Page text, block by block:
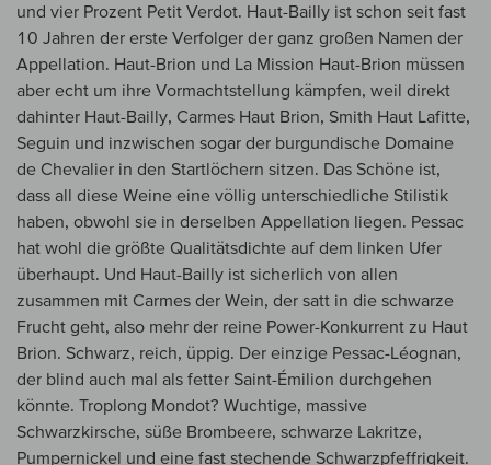
und vier Prozent Petit Verdot. Haut-Bailly ist schon seit fast
10 Jahren der erste Verfolger der ganz großen Namen der
Appellation. Haut-Brion und La Mission Haut-Brion müssen
aber echt um ihre Vormachtstellung kämpfen, weil direkt
dahinter Haut-Bailly, Carmes Haut Brion, Smith Haut Lafitte,
Seguin und inzwischen sogar der burgundische Domaine
de Chevalier in den Startlöchern sitzen. Das Schöne ist,
dass all diese Weine eine völlig unterschiedliche Stilistik
haben, obwohl sie in derselben Appellation liegen. Pessac
hat wohl die größte Qualitätsdichte auf dem linken Ufer
überhaupt. Und Haut-Bailly ist sicherlich von allen
zusammen mit Carmes der Wein, der satt in die schwarze
Frucht geht, also mehr der reine Power-Konkurrent zu Haut
Brion. Schwarz, reich, üppig. Der einzige Pessac-Léognan,
der blind auch mal als fetter Saint-Émilion durchgehen
könnte. Troplong Mondot? Wuchtige, massive
Schwarzkirsche, süße Brombeere, schwarze Lakritze,
Pumpernickel und eine fast stechende Schwarzpfeffrigkeit.